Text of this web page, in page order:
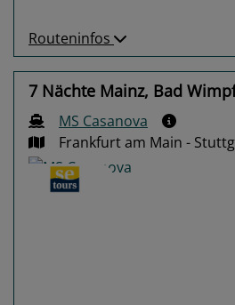
Routeninfos
7 Nächte Mainz, Bad
MS Casanova
Frankfurt am Main -